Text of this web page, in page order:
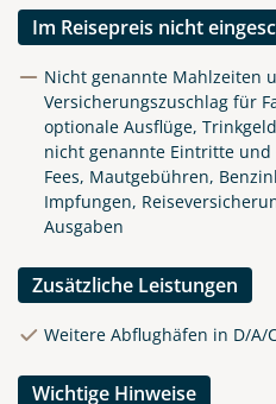
Im Reisepreis nicht
Nicht genannte Mahlzeiten
Versicherungszuschlag für
optionale Ausflüge,
nicht genannte Eintritte und
Fees, Mautgebühren,
Impfungen,
Ausgaben
Zusätzliche Leistungen
Weitere Abflughäfen in D/A/
Wichtige Hinweise